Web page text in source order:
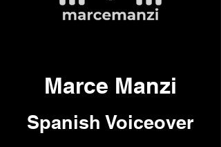
Marce Manzi
Spanish Voiceover